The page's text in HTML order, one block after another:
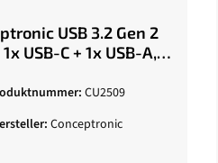
USB 3.2 Gen 2
USB-C + 1x USB-A,
CU2509
Conceptronic